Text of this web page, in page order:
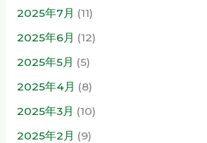
2025年7月 (11)
2025年6月 (12)
2025年5月 (5)
2025年4月 (8)
2025年3月 (10)
2025年2月 (9)